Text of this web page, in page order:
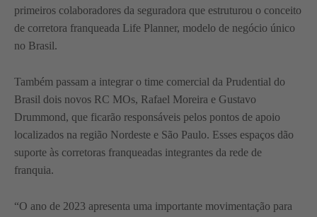
primeiros colaboradores da seguradora que estruturou o conceito
de corretora franqueada Life Planner, modelo de negócio único
no Brasil.
Também passam a integrar o time comercial da Prudential do
Brasil dois novos RC MOs, Rafael Moreira e Gustavo
Drummond, que ficarão responsáveis pelos pontos de apoio
localizados na região Nordeste e São Paulo. Esses espaços dão
suporte às corretoras franqueadas integrantes da rede de
franquia.
“O ano de 2023 apresenta uma importante movimentação para